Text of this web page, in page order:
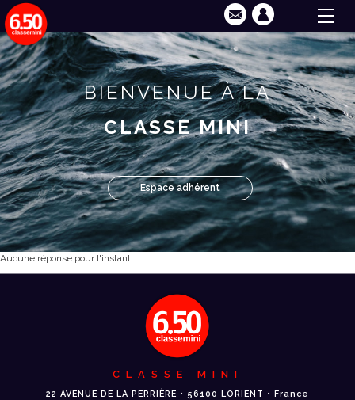
BIENVENUE À LA
CLASSE MINI
Espace adhérent
Aucune réponse pour l'instant.
CLASSE MINI
22 AVENUE DE LA PERRIÈRE • 56100 LORIENT • France